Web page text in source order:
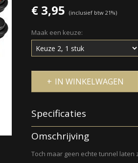
€ 3,95 (inclusief btw 21%)
Maak een keuze:
IN WINKELWAGEN
Specificaties
Productcode
Omschrijving
Toch maar geen echte tunnel laten